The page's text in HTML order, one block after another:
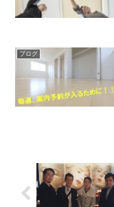
ブログ